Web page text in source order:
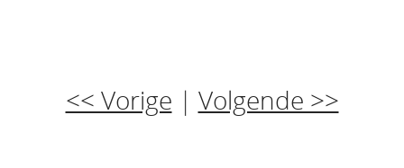
<< Vorige | Volgende >>